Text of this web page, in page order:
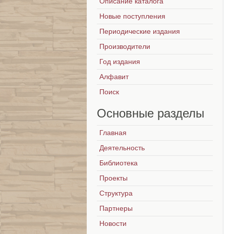
Новые поступления
Периодические издания
Производители
Год издания
Алфавит
Поиск
Основные разделы
Главная
Деятельность
Библиотека
Проекты
Структура
Партнеры
Новости